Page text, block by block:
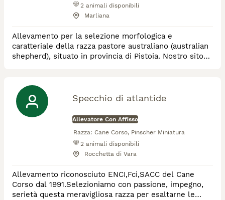
2 animali disponibili
Marliana
Allevamento per la selezione morfologica e
caratteriale della razza pastore australiano (australian
shepherd), situato in provincia di Pistoia. Nostro sito
Specchio di atlantide
Allevatore Con Affisso
Razza: Cane Corso, Pinscher Miniatura
2 animali disponibili
Rocchetta di Vara
Allevamento riconosciuto ENCI,Fci,SACC del Cane
Corso dal 1991.Selezioniamo con passione, impegno,
serietà questa meravigliosa razza per esaltarne le